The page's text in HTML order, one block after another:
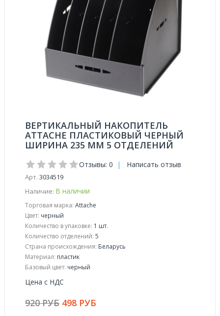
ВЕРТИКАЛЬНЫЙ НАКОПИТЕЛЬ
ATTACHE ПЛАСТИКОВЫЙ ЧЕРНЫЙ
ШИРИНА 235 ММ 5 ОТДЕЛЕНИЙ
Отзывы: 0 | Написать отзыв
Арт. 3034519
Наличие: В наличии
Торговая марка: Attache
Цвет: черный
Количество в упаковке: 1 шт.
Количество отделений: 5
Страна происхождения: Беларусь
Материал: пластик
Базовый цвет: черный
Цена с НДС
920 РУБ 498 РУБ